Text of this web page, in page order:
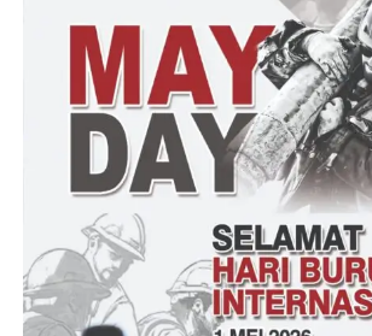
“Hasil pengumpulan data menunjukkan
sesuai berupa satu data primer dan lima data
standar interpol minimal satu data primer
sekunder,” kata Agung melalui keterangan